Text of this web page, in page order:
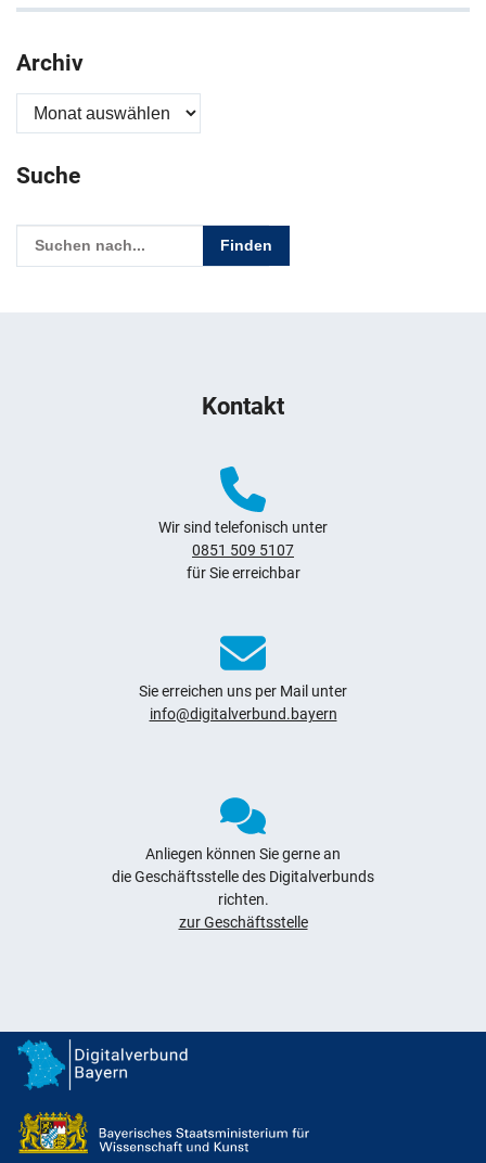
Archiv
Archiv
Suche
Geben Sie hier den Suchbegriff ein, um in diesem
Kontakt
Wir sind telefonisch unter
0851 509 5107
für Sie erreichbar
Sie erreichen uns per Mail unter
info@digitalverbund.bayern
Anliegen können Sie gerne an
die Geschäftsstelle des Digitalverbunds
richten.
zur Geschäftsstelle
Digitalverbund Bayern
Förderhinweis